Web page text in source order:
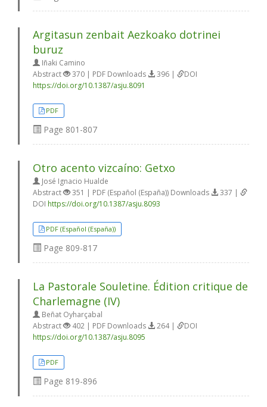
Argitasun zenbait Aezkoako dotrinei
buruz
Iñaki Camino
Abstract
370 | PDF Downloads 396 |
DOI
https://doi.org/10.1387/asju.8091
PDF
Page 801-807
Otro acento vizcaíno: Getxo
José Ignacio Hualde
Abstract
351 | PDF (Español (España)) Downloads
337 |
DOI https://doi.org/10.1387/asju.8093
PDF (Español (España))
Page 809-817
La Pastorale Souletine. Édition critique de
Charlemagne (IV)
Beñat Oyharçabal
Abstract
402 | PDF Downloads 264 |
DOI
https://doi.org/10.1387/asju.8095
PDF
Page 819-896